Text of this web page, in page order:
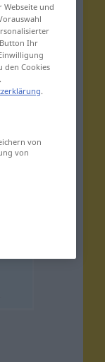
und
Ihr
den Cookies
.
von
von